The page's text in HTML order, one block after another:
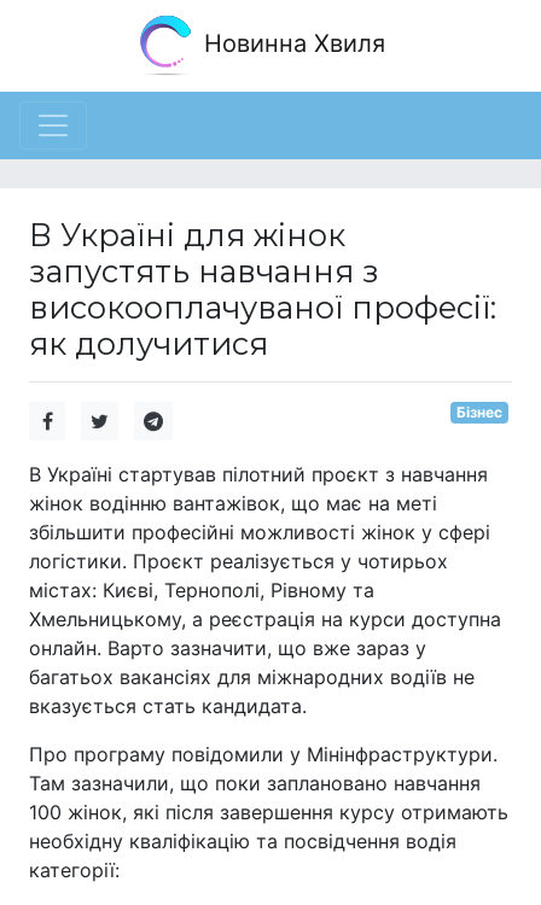
Новинна Хвиля
В Україні для жінок
запустять навчання з
високооплачуваної професії:
як долучитися
Бізнес
В Україні стартував пілотний проєкт з навчання
жінок водінню вантажівок, що має на меті
збільшити професійні можливості жінок у сфері
логістики. Проєкт реалізується у чотирьох
містах: Києві, Тернополі, Рівному та
Хмельницькому, а реєстрація на курси доступна
онлайн. Варто зазначити, що вже зараз у
багатьох вакансіях для міжнародних водіїв не
вказується стать кандидата.
Про програму повідомили у Мінінфраструктури.
Там зазначили, що поки заплановано навчання
100 жінок, які після завершення курсу отримають
необхідну кваліфікацію та посвідчення водія
категорії: